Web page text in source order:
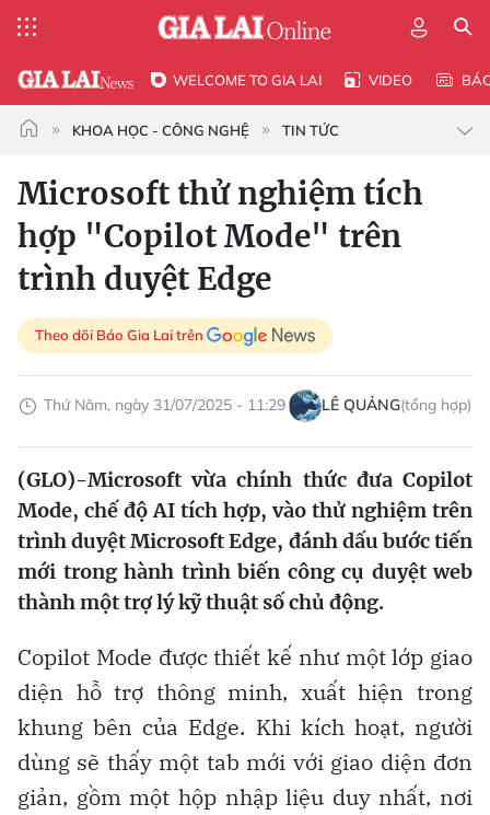
WELCOME TO GIA LAI VIDEO
KHOA HỌC - CÔNG NGHỆ TIN TỨC
Microsoft thử nghiệm tích
hợp "Copilot Mode" trên
trình duyệt Edge
Theo dõi Báo Gia Lai trên
Thứ Năm, ngày 31/07/2025 - 11:29 LÊ QUẢNG(tổng hợp)
(GLO)-Microsoft vừa chính thức đưa Copilot
Mode, chế độ AI tích hợp, vào thử nghiệm trên
trình duyệt Microsoft Edge, đánh dấu bước tiến
mới trong hành trình biến công cụ duyệt web
thành một trợ lý kỹ thuật số chủ động.
Copilot Mode được thiết kế như một lớp giao
diện hỗ trợ thông minh, xuất hiện trong
khung bên của Edge. Khi kích hoạt, người
dùng sẽ thấy một tab mới với giao diện đơn
giản, gồm một hộp nhập liệu duy nhất, nơi